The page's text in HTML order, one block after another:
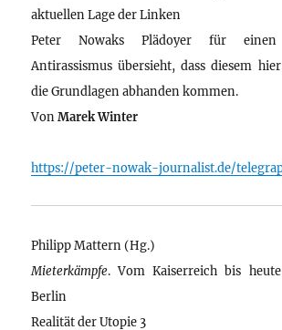
aktuellen Lage der Linken
Peter Nowaks Plädoyer für einen
Antirassismus übersieht, dass diesem
die Grundlagen abhanden kommen.
VonMarek Winter
https://peter-nowak-journalist.de/
Philipp Mattern (Hg.)
Mieterkämpfe. Vom Kaiserreich bis
Berlin
Realität der Utopie 3